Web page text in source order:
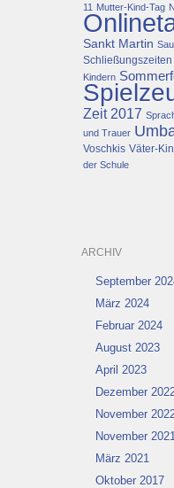
11 Mutter-Kind-Tag
Sankt Martin
Schließungszeiten
Kindern
Zeit 2017
und Trauer
Voschkis Väter-
der Schule
ARCHIV
September
März 2024
Februar 2024
August 2023
April 2023
Dezember
November
November 2021
März 2021
Oktober 2017